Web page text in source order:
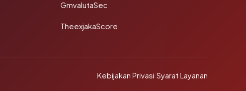
GmvalutaSec
TheexjakaScore
Kebijakan Privasi·Syarat Layanan